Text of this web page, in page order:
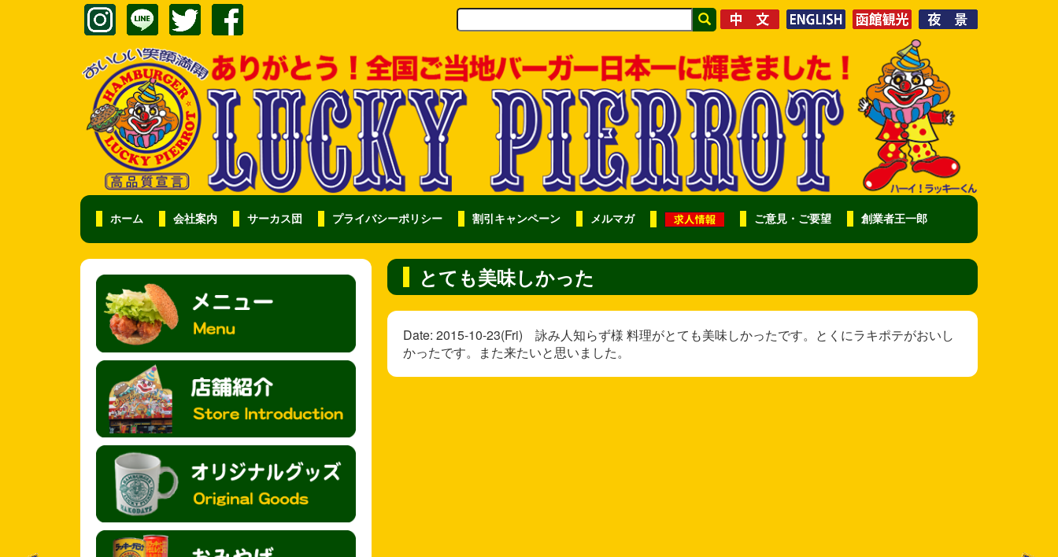
ホーム 会社案内 サーカス団 プライバシーポリシー 割引キャンペーン メルマガ ご意見・ご要望 創業者王一郎
とても美味しかった
Date: 2015-10-23(Fri) 詠み人知らず様 料理がとても美味しかったです。とくにラキポテがおいし
かったです。また来たいと思いました。